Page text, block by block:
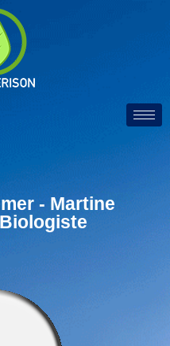
- Martine